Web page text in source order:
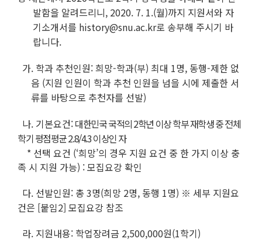
발함을 알려드리니, 2020. 7. 1.(월)까지 지원서와 자
기소개서를 history@snu.ac.kr로 송부해 주시기 바
랍니다.
가. 학과 추천인원:희망-학과(부) 최대 1명, 동행-제한 없
음 (지원 인원이 학과 추천 인원을 넘을 시에 제출한 서
류를 바탕으로 추천자를 선발)
나. 기본요건:대한민국 국적의 2학년 이상 학부 재학생 중 전체
학기 평점평균 2.8/4.3 이상인 자
* 선택 요건 (‘희망’의 경우 지원 요건 중 한 가지 이상 충
족 시 지원 가능) : 모집요강 확인
다. 선발인원: 총 3명(희망 2명, 동행 1명) ※ 세부 지원요
건은 [붙임2] 모집요강 참조
라. 지원내용: 학업장려금 2,500,000원(1학기)